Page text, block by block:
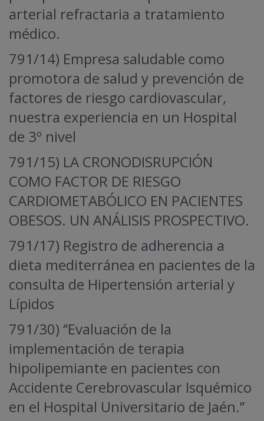
arterial refractaria a tratamiento
médico.
791/14) Empresa saludable como
promotora de salud y prevención de
factores de riesgo cardiovascular,
nuestra experiencia en un Hospital
de 3º nivel
791/15) LA CRONODISRUPCIÓN
COMO FACTOR DE RIESGO
CARDIOMETABÓLICO EN PACIENTES
OBESOS. UN ANÁLISIS PROSPECTIVO.
791/17) Registro de adherencia a
dieta mediterránea en pacientes de la
consulta de Hipertensión arterial y
Lípidos
791/30) ‘’Evaluación de la
implementación de terapia
hipolipemiante en pacientes con
Accidente Cerebrovascular Isquémico
en el Hospital Universitario de Jaén.’’